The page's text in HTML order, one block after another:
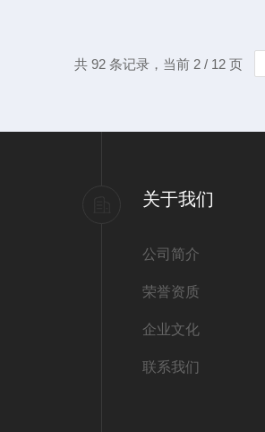
针与样品表面原子之间的相互作用力来工
共 92 条记录，当前 2 / 12 页
关于我们
公司简介
荣誉资质
企业文化
联系我们